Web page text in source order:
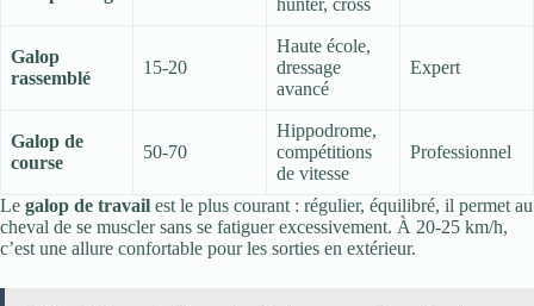
hunter, cross
Galop
rassemblé
15-20
Haute école,
dressage
avancé
Expert
Galop de
course
50-70
Hippodrome,
compétitions
de vitesse
Professionnel
Le galop de travail est le plus courant : régulier, équilibré, il permet au
cheval de se muscler sans se fatiguer excessivement. À 20-25 km/h,
c’est une allure confortable pour les sorties en extérieur.